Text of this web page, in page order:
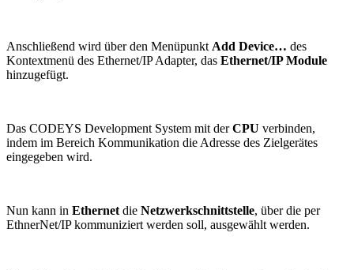
Anschließend wird über den Menüpunkt Add Device… des
Kontextmenü des Ethernet/IP Adapter, das Ethernet/IP Module
hinzugefügt.
Das CODEYS Development System mit derCPU verbinden,
indem im Bereich Kommunikation die Adresse des Zielgerätes
eingegeben wird.
Nun kann in Ethernet die Netzwerkschnittstelle, über die per
EthnerNet/IP kommuniziert werden soll, ausgewählt werden.